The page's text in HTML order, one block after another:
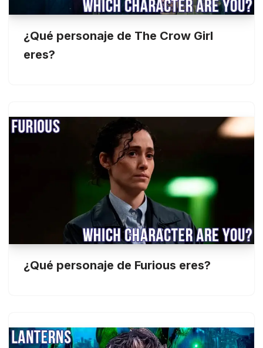
¿Qué personaje de The Crow Girl
eres?
¿Qué personaje de Furious eres?